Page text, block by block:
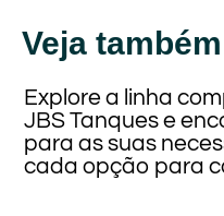
Veja
Explore a linha
JBS Tanques e
para as suas
cada opção para